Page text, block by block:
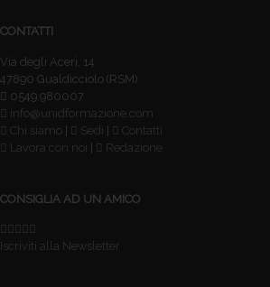
CONTATTI
Via degli Aceri, 14
47890 Gualdicciolo (RSM)
0549.980007
info@unidformazione.com
Chi siamo
Sedi
Contatti
Lavora con noi
Redazione
CONSIGLIA AD UN AMICO
Iscriviti alla Newsletter